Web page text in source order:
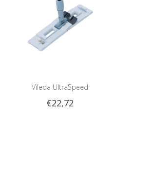
Vileda UltraSpeed
Vlakmopframe
€22,72